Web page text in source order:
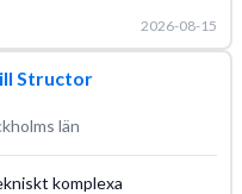
2026-08-15
Structor
län
komplexa